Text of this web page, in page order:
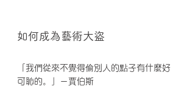
如何成為藝術大盜
「我們從來不覺得偷別人的點子有什麼好
可恥的。」－賈伯斯